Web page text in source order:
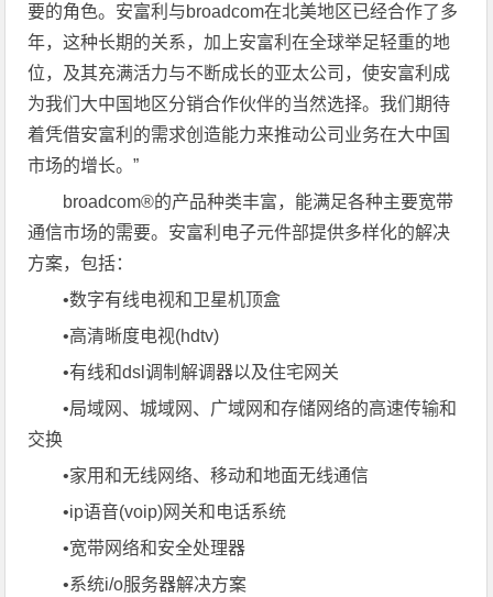
要的角色。安富利与broadcom在北美地区已经合作了多
年，这种长期的关系，加上安富利在全球举足轻重的地
位，及其充满活力与不断成长的亚太公司，使安富利成
为我们大中国地区分销合作伙伴的当然选择。我们期待
着凭借安富利的需求创造能力来推动公司业务在大中国
市场的增长。”
broadcom®的产品种类丰富，能满足各种主要宽带
通信市场的需要。安富利电子元件部提供多样化的解决
方案，包括：
•数字有线电视和卫星机顶盒
•高清晰度电视(hdtv)
•有线和dsl调制解调器以及住宅网关
•局域网、城域网、广域网和存储网络的高速传输和
交换
•家用和无线网络、移动和地面无线通信
•ip语音(voip)网关和电话系统
•宽带网络和安全处理器
•系统i/o服务器解决方案